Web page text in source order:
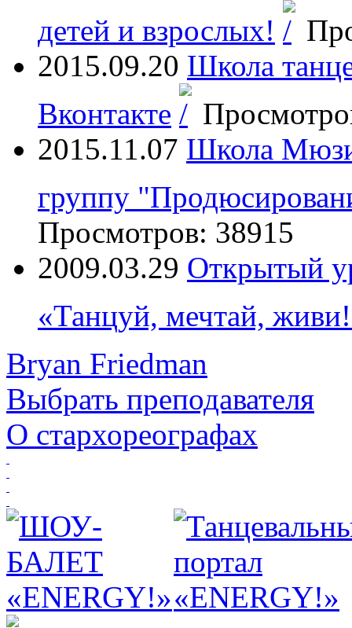
детей и взрослых!
2015.09.20 Школа
Вконтакте
2015.11.07 Школа
группу
Просмотров: 38915
2009.03.29 Открытый
«Танцуй, мечтай,
Bryan Friedman
Выбрать преподавателя
О стархореографах